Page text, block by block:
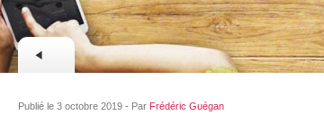
Publié le 3 octobre 2019 - Par Frédéric Guégan